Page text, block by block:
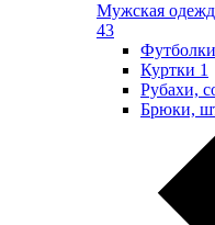
Мужская
43
Куртки 1
Рубахи,
Брюки,